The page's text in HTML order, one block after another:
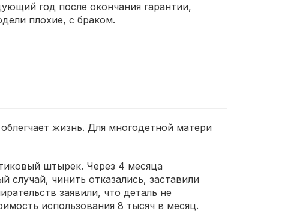
год после окончания гарантии,
плохие, с браком.
жизнь. Для многодетной матери
штырек. Через 4 месяца
случай, чинить отказались, заставили
заявили, что деталь не
использования 8 тысяч в месяц.